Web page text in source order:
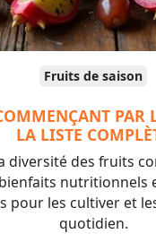
Fruits de saison
PAR
LA LISTE
diversité des fruits
nutritionnels
pour les cultiver et
quotidien.